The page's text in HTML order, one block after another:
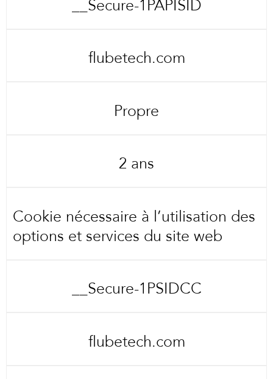
__Secure-1PAPISID
flubetech.com
Propre
2 ans
Cookie nécessaire à l’utilisation des
options et services du site web
__Secure-1PSIDCC
flubetech.com